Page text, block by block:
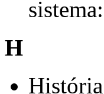
H